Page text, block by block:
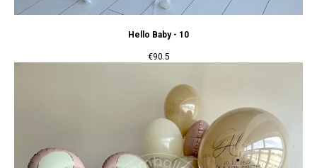
Hello Baby - 10
€90.5